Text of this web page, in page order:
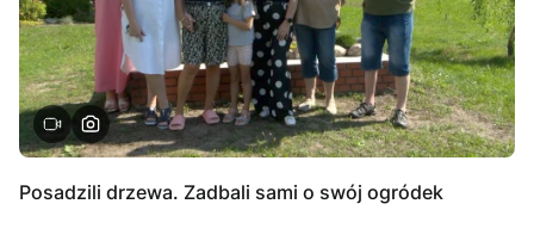
Posadzili drzewa. Zadbali sami o swój ogródek